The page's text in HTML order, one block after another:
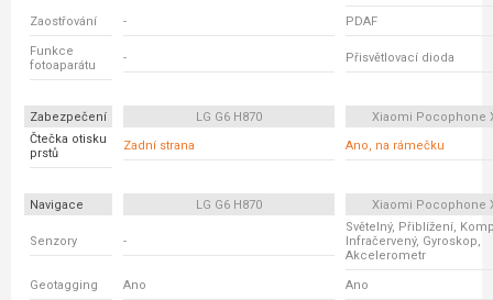
Zaostřování - PDAF
Funkce
fotoaparátu
- Přisvětlovací dioda
Zabezpečení LG G6 H870
Xiaomi Pocophone
Čtečka otisku
prstů
Zadní strana Ano, na rámečku
Navigace LG G6 H870 Xiaomi Pocophone
Senzory -
Světelný, Přiblížení,
Infračervený, Gyroskop,
Akcelerometr
Geotagging Ano Ano